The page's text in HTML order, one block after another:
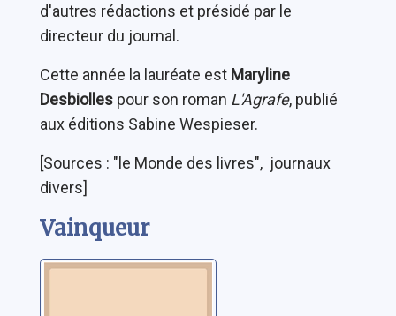
d'autres rédactions et présidé par le
directeur du journal.
Cette année la lauréate est Maryline
Desbiollespour son roman L'Agrafe, publié
aux éditions Sabine Wespieser.
[Sources : "le Monde des livres", journaux
divers]
Vainqueur
L'agrafe